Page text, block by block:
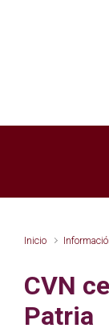
Inicio
CVN
Patria